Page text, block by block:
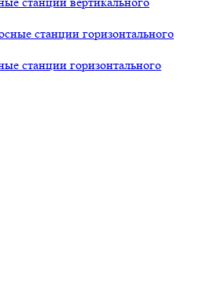
станции горизонтального